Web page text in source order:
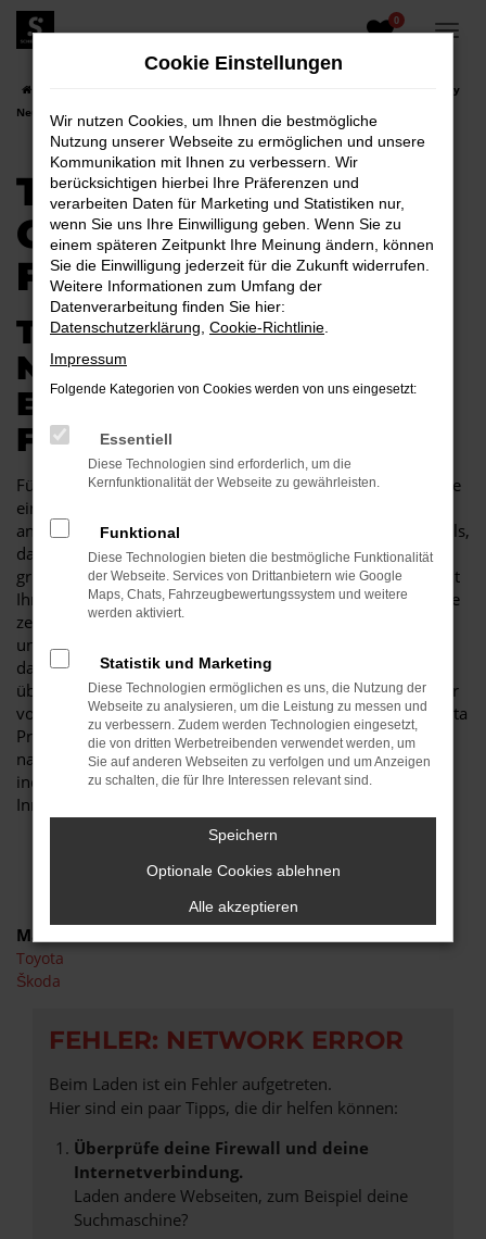
Zum
Hauptinhalt
0
Toyota Proace City
Neuwagen für Cottbus
TOYOTA PROACE
CITY NEUWAGEN
FÜR COTTBUS
TOYOTA PROACE CITY
NEUWAGEN –
EXZELLENTE MOBILITÄT
FÜR COTTBUS
Für Cottbus gibt es kaum ein Fahrzeug, das so gut passt wie
einen Toyota Proace City Neuwagen. Der Grund liegt unter
anderem in der herausragenden Ausstattung dieses Modells,
das in der aktuellen Modellgeneration noch einmal
gründlich verbessert wurde. Entsprechend genießen Sie mit
Ihrem Toyota Proace City Neuwagen in Cottbus die Vorzüge
zeitgemäßer Assistenzsysteme und eine Fülle an teils
ungewöhnlichen Extras. Viele Experten sind sich bereits
darüber einig, dass ein Toyota Proace City Neuwagen weit
über den Durchschnitt der Fahrzeugklasse hinausweist. Wir
vom Autohaus Schiefelbein ermöglichen Ihnen, Ihren Toyota
Proace City Neuwagen für Cottbus bis ins kleinste Detail
nach eigenen Wünschen festzulegen. Entscheiden Sie
individuell, welche Lackierung, Motorisierung und
Innenausstattung es sein darf. Wir beraten Sie gern.
Marken
Toyota
Škoda
FEHLER: NETWORK ERROR
Beim Laden ist ein Fehler aufgetreten.
Hier sind ein paar Tipps, die dir helfen können:
Überprüfe deine Firewall und deine
Internetverbindung.
Laden andere Webseiten, zum Beispiel deine
Suchmaschine?
Cookie Einstellungen
Wir nutzen Cookies, um Ihnen die bestmögliche
Nutzung unserer Webseite zu ermöglichen und unsere
Kommunikation mit Ihnen zu verbessern. Wir
berücksichtigen hierbei Ihre Präferenzen und
verarbeiten Daten für Marketing und Statistiken nur,
wenn Sie uns Ihre Einwilligung geben. Wenn Sie zu
einem späteren Zeitpunkt Ihre Meinung ändern, können
Sie die Einwilligung jederzeit für die Zukunft widerrufen.
Weitere Informationen zum Umfang der
Datenverarbeitung finden Sie hier:
Datenschutzerklärung Cookie-Richtlinie
Impressum
Folgende Kategorien von Cookies werden von uns eingesetzt:
Essentiell
Diese Technologien sind erforderlich, um die
Kernfunktionalität der Webseite zu gewährleisten.
Funktional
Diese Technologien bieten die bestmögliche Funktionalität
der Webseite. Services von Drittanbietern wie Google
Maps, Chats, Fahrzeugbewertungssystem und weitere
werden aktiviert.
Statistik und Marketing
Diese Technologien ermöglichen es uns, die Nutzung der
Webseite zu analysieren, um die Leistung zu messen und
zu verbessern. Zudem werden Technologien eingesetzt,
die von dritten Werbetreibenden verwendet werden, um
Sie auf anderen Webseiten zu verfolgen und um Anzeigen
zu schalten, die für Ihre Interessen relevant sind.
Speichern
Optionale Cookies ablehnen
Alle akzeptieren